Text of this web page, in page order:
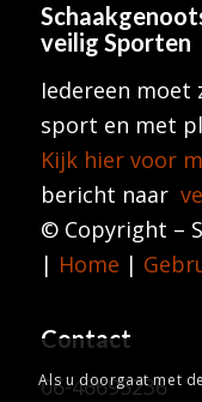
veilig Sporten
Iedereen moet
sport en met
Kijk hier voor
bericht naar
© Copyright –
| Home |
Contact
06-46695236
Als u doorgaat met